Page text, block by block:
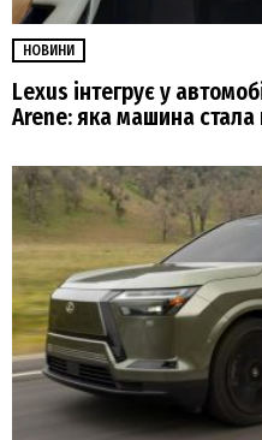
НОВИНИ
Lexus інтегрує у
Arene: яка машина